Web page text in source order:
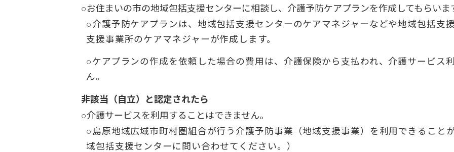
○お住まいの市の地域包括支援センターに相談し、介護予防ケアプランを作成してもらいま
○介護予防ケアプランは、地域包括支援センターのケアマネジャーなどや地域包括支
支援事業所のケアマネジャーが作成します。
○ケアプランの作成を依頼した場合の費用は、介護保険から支払われ、介護サービス
ん。
非該当（自立）と認定されたら
○介護サービスを利用することはできません。
○島原地域広域市町村圏組合が行う介護予防事業（地域支援事業）を利用できること
域包括支援センターに問い合わせてください。）